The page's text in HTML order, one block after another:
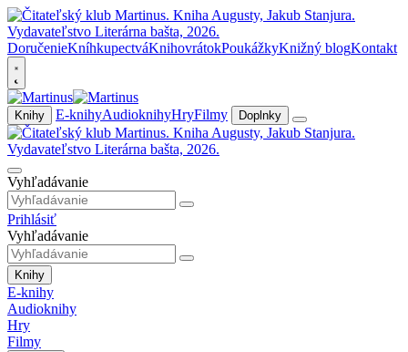
DoručenieKníhkupectváKnihovrátokPoukážkyKnižný blogKontakt
Knihy E-knihyAudioknihyHryFilmy Doplnky
Vyhľadávanie
Prihlásiť
Vyhľadávanie
Knihy
E-knihy
Audioknihy
Hry
Filmy